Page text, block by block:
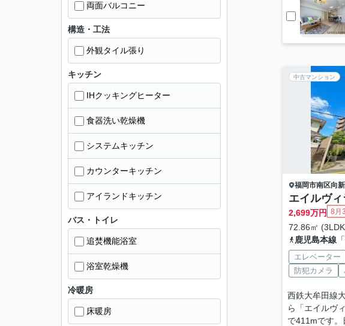
中古マンション
福岡市南区向
エイルヴ
2,699万円 8月
72.86㎡
鹿児島本線「
エレベーター
防犯カメラ
西鉄大牟田線
ら「エイルヴ
で411mです。
両面バルコニー
構造・工法
外観タイル張り
キッチン
IHクッキングヒーター
食器洗い乾燥機
システムキッチン
カウンターキッチン
アイランドキッチン
バス・トイレ
追焚機能浴室
浴室乾燥機
冷暖房
床暖房